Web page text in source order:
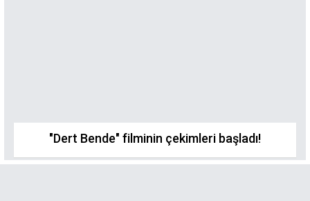
"Dert Bende" filminin çekimleri başladı!